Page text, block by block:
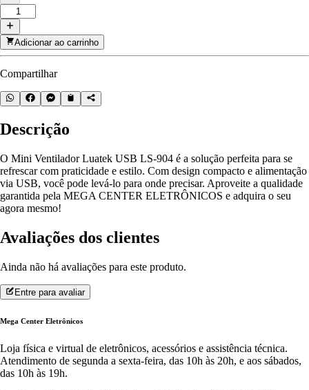
Adicionar ao carrinho
Compartilhar
Descrição
O Mini Ventilador Luatek USB LS-904 é a solução perfeita para se
refrescar com praticidade e estilo. Com design compacto e alimentação
via USB, você pode levá-lo para onde precisar. Aproveite a qualidade
garantida pela MEGA CENTER ELETRÔNICOS e adquira o seu
agora mesmo!
Avaliações dos clientes
Ainda não há avaliações para este produto.
Entre para avaliar
Mega Center Eletrônicos
Loja física e virtual de eletrônicos, acessórios e assistência técnica.
Atendimento de segunda a sexta-feira, das 10h às 20h, e aos sábados,
das 10h às 19h.